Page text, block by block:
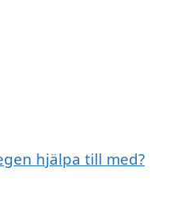
hjälpa till med?